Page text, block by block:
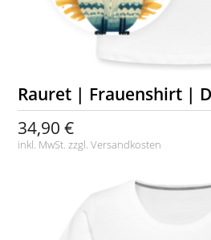
Rauret | Frauenshirt |
34,90 €
inkl. MwSt. zzgl.Versandkosten